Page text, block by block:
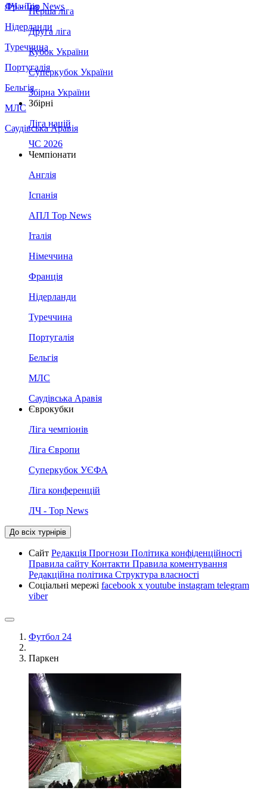
Франція
Нідерланди
Туреччина
Португалія
Бельгія
МЛС
Саудівська Аравія
ЛЧ - Top News
Перша ліга
Друга ліга
Кубок України
Суперкубок України
Збірна України
Збірні
Ліга націй
ЧС 2026
Чемпіонати
Англія
Іспанія
АПЛ Top News
Італія
Німеччина
Франція
Нідерланди
Туреччина
Португалія
Бельгія
МЛС
Саудівська Аравія
Єврокубки
Ліга чемпіонів
Ліга Європи
Суперкубок УЄФА
Ліга конференцій
ЛЧ - Top News
До всіх турнірів
Сайт Редакція Прогнози Політика конфіденційності
Правила сайту Контакти Правила коментування
Редакційна політика Структура власності
Соціальні мережі facebook x youtube instagram telegram
viber
Футбол 24
Паркен